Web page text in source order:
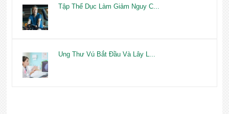
Tập Thể Dục Làm Giảm Nguy C...
Ung Thư Vú Bắt Đầu Và Lây L...